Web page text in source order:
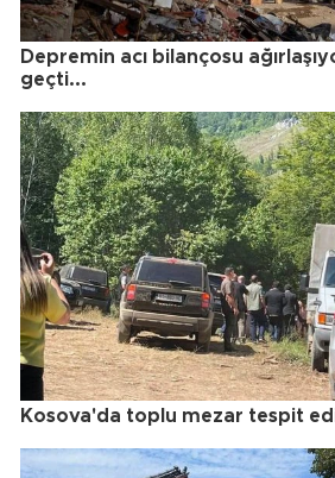
Depremin acı bilançosu
geçti...
Kosova'da toplu mezar tespit